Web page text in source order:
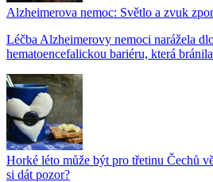
Alzheimerova nemoc: Světlo a zvuk
Léčba Alzheimerovy nemoci narážela
hematoencefalickou bariéru, která
Horké léto může být pro třetinu Čechů
si dát pozor?